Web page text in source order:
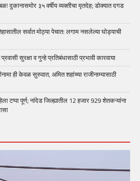
दुकानासमोर ३५ वर्षीय व्यक्तीचा मृतदेह; डोक्यात दगड
सर्वात मोठ्या पेचात: लगाम नसलेल्या घोड्याची
सुरक्षा व गुन्हे प्रतिबंधासाठी प्रभावी कारवाया
ही केवळ सुरुवात, अमित शहांच्या राजीनाम्यासाठी
टप्पा पूर्ण; नांदेड जिल्ह्यातील 12 हजार 929 शेतकऱ्यांना